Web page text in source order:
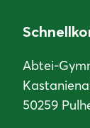
Abtei-
50259